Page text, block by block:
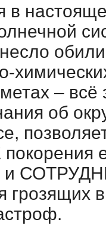
в
– всё
об
грозящих